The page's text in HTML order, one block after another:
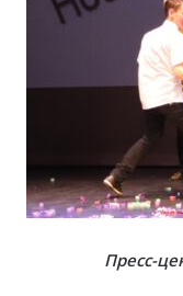
Пресс-